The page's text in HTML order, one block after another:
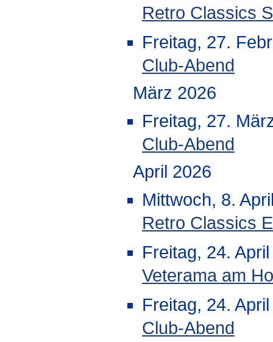
Retro Classics
Freitag, 27.
Club-Abend
März 2026
Freitag, 27.
Club-Abend
April 2026
Mittwoch, 8.
Retro Classics
Freitag, 24.
Veterama am
Freitag, 24.
Club-Abend